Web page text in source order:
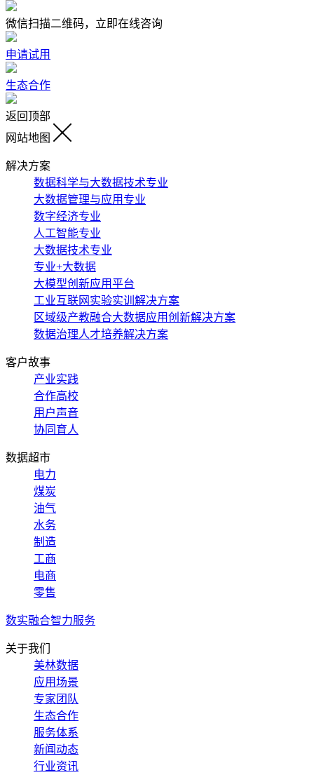
微信扫描二维码，立即在线咨询
申请试用
生态合作
返回顶部
网站地图
解决方案
数据科学与大数据技术专业
大数据管理与应用专业
数字经济专业
人工智能专业
大数据技术专业
专业+大数据
大模型创新应用平台
工业互联网实验实训解决方案
区域级产教融合大数据应用创新解决方案
数据治理人才培养解决方案
客户故事
产业实践
合作高校
用户声音
协同育人
数据超市
电力
煤炭
油气
水务
制造
工商
电商
零售
数实融合智力服务
关于我们
美林数据
应用场景
专家团队
生态合作
服务体系
新闻动态
行业资讯